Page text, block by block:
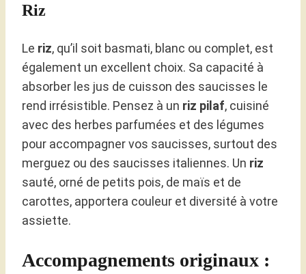
Riz
Le riz, qu’il soit basmati, blanc ou complet, est
également un excellent choix. Sa capacité à
absorber les jus de cuisson des saucisses le
rend irrésistible. Pensez à un riz pilaf, cuisiné
avec des herbes parfumées et des légumes
pour accompagner vos saucisses, surtout des
merguez ou des saucisses italiennes. Un riz
sauté, orné de petits pois, de maïs et de
carottes, apportera couleur et diversité à votre
assiette.
Accompagnements originaux :